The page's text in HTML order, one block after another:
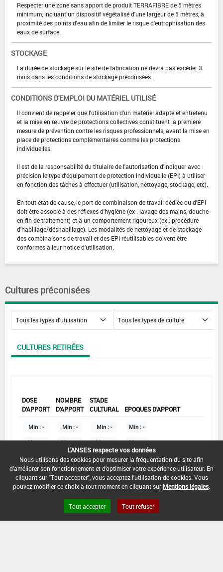
Respecter une zone sans apport de produit TERRAFIBRE de 5 mètres
minimum, incluant un dispositif végétalisé d'une largeur de 5 mètres, à
proximité des points d'eau afin de limiter le risque d'eutrophisation des
eaux de surface.
STOCKAGE
La durée de stockage sur le site de fabrication ne devra pas excéder 3
mois dans les conditions de stockage préconisées.
CONDITIONS D'EMPLOI DU MATÉRIEL UTILISÉ
Il convient de rappeler que l'utilisation d'un matériel adapté et entretenu
et la mise en œuvre de protections collectives constituent la première
mesure de prévention contre les risques professionnels, avant la mise en
place de protections complémentaires comme les protections
individuelles.
Il est de la responsabilité du titulaire de l'autorisation d'indiquer avec
précision le type d'équipement de protection individuelle (EPI) à utiliser
en fonction des tâches à effectuer (utilisation, nettoyage, stockage, etc).
En tout état de cause, le port de combinaison de travail dédiée ou d'EPI
doit être associé à des réflexes d'hygiène (ex : lavage des mains, douche
en fin de traitement) et à un comportement rigoureux (ex : procédure
d'habillage/déshabillage). Les modalités de nettoyage et de stockage
des combinaisons de travail et des EPI réutilisables doivent être
conformes à leur notice d'utilisation.
Cultures préconisées
CULTURES RETIRÉES
DOSE
D'APPORT
NOMBRE
D'APPORT
STADE
CULTURAL
EPOQUES D'APPORT
Min : -
Max :-
Min : -
Max :-
Min : -
Max :-
Min : -
Max :-
DATE DE RETRAIT DE L'USAGE :
-
COMMENTAIRE :
L'ANSES respecte vos données
Nous utilisons des cookies pour mesurer la fréquentation du site afin
d'améliorer son fonctionnement et d'optimiser votre expérience utilisateur. En
cliquant sur "Tout accepter", vous acceptez l'utilisation de cookies. Vous
pouvez modifier ce choix à tout moment en cliquant sur Mentions légales
Tout accepter Tout refuser